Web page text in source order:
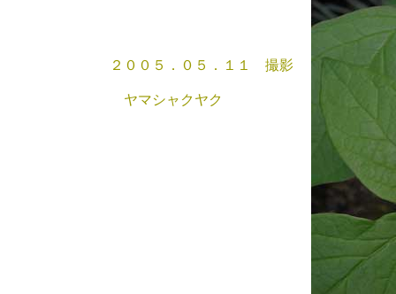
２００５．０５．１１ 撮影
ヤマシャクヤク